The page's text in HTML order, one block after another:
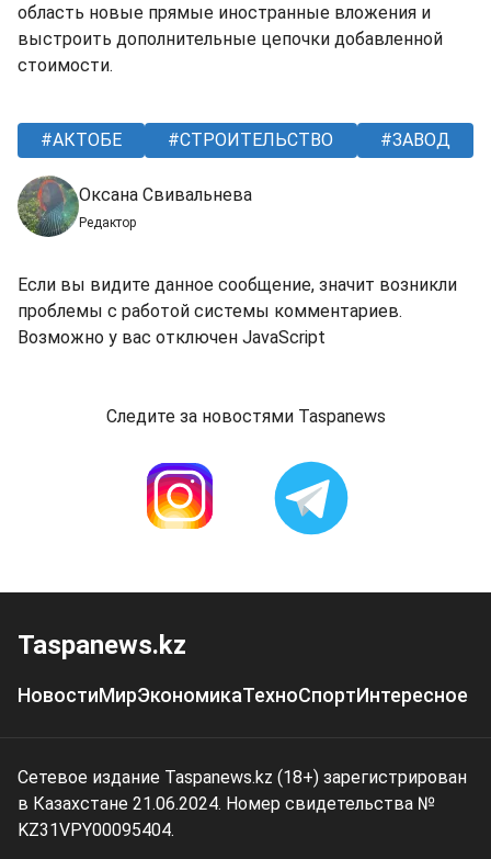
область новые прямые иностранные вложения и
выстроить дополнительные цепочки добавленной
стоимости.
АКТОБЕ СТРОИТЕЛЬСТВО ЗАВОД
Оксана Свивальнева
Редактор
Если вы видите данное сообщение, значит возникли
проблемы с работой системы комментариев.
Возможно у вас отключен JavaScript
Следите за новостями Taspanews
Taspanews.kz
НовостиМирЭкономикаТехноСпортИнтересное
Сетевое издание Taspanews.kz (18+) зарегистрирован
в Казахстане 21.06.2024. Номер свидетельства №
KZ31VPY00095404.